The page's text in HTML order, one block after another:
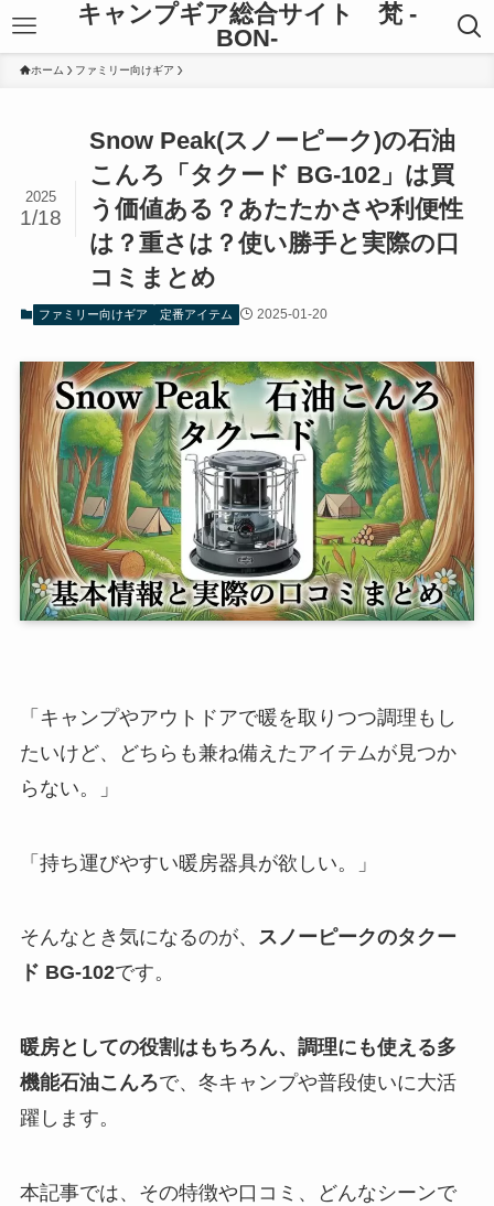
キャンプギア総合サイト 梵 -
BON-
ホーム ファミリー向けギア
Snow Peak(スノーピーク)の石油
こんろ「タクード BG-102」は買
う価値ある？あたたかさや利便性
は？重さは？使い勝手と実際の口
コミまとめ
2025
1/18
ファミリー向けギア 定番アイテム 2025-01-20
「キャンプやアウトドアで暖を取りつつ調理もし
たいけど、どちらも兼ね備えたアイテムが見つか
らない。」
「持ち運びやすい暖房器具が欲しい。」
そんなとき気になるのが、 スノーピークのタクー
ド BG-102です。
暖房としての役割はもちろん、調理にも使える多
機能石油こんろで、冬キャンプや普段使いに大活
躍します。
本記事では、その特徴や口コミ、どんなシーンで